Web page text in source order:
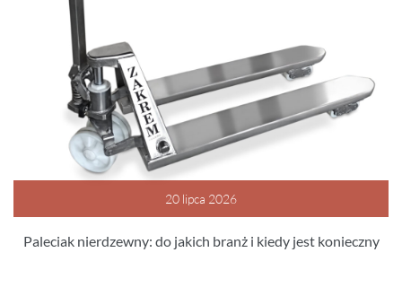
20 lipca 2026
Paleciak nierdzewny: do jakich branż i kiedy jest konieczny